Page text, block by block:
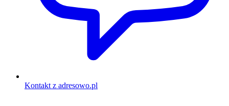
Kontakt z adresowo.pl